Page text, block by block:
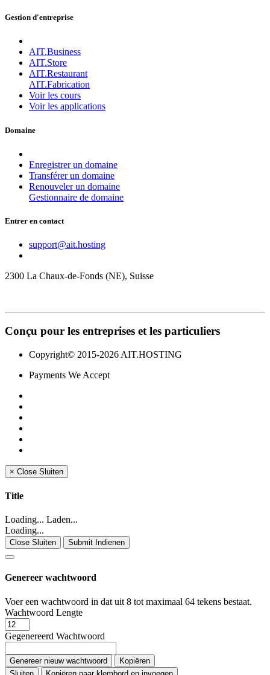
Gestion d'entreprise
AIT.Business
AIT.Store
AIT.Restaurant
AIT.Fabrication
Voir les cours
Voir les applications
Domaine
Enregistrer un domaine
Transférer un domaine
Renouveler un domaine
Gestionnaire de domaine
Entrer en contact
support@ait.hosting
2300 La Chaux-de-Fonds (NE), Suisse
Conçu pour les entreprises et les particuliers
Copyright© 2015-2026 AIT.HOSTING
Payments We Accept
× Close Sluiten
Title
Loading... Laden...
Loading...
Close Sluiten Submit Indienen
Genereer wachtwoord
Voer een wachtwoord in dat uit 8 tot maximaal 64 tekens bestaat.
Wachtwoord Lengte
Gegenereerd Wachtwoord
Genereer nieuw wachtwoord
Kopiëren